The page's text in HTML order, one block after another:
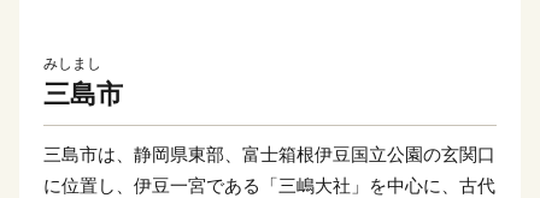
みしまし
三島市
三島市は、静岡県東部、富士箱根伊豆国立公園の玄関口
に位置し、伊豆一宮である「三嶋大社」を中心に、古代